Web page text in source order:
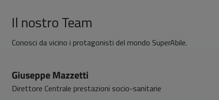
Il nostro Team
Conosci da vicino i protagonisti del mondo SuperAbile.
Giuseppe Mazzetti
Direttore Centrale prestazioni socio-sanitarie